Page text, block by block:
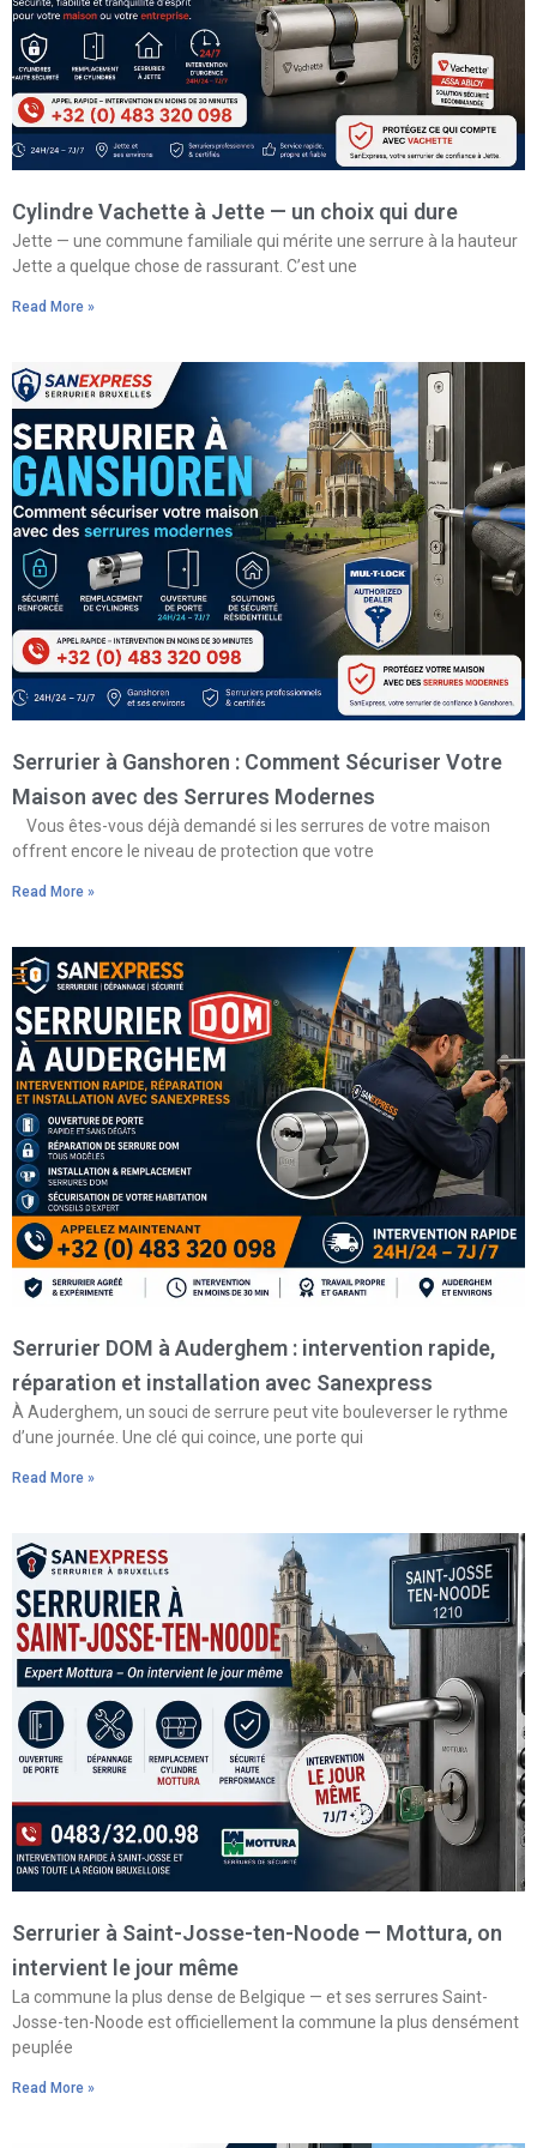
Cylindre Vachette à Jette — un choix qui dure
Jette — une commune familiale qui mérite une serrure à la hauteur
Jette a quelque chose de rassurant. C’est une
Read More »
Serrurier à Ganshoren : Comment Sécuriser Votre
Maison avec des Serrures Modernes
Vous êtes-vous déjà demandé si les serrures de votre maison
offrent encore le niveau de protection que votre
Read More »
Serrurier DOM à Auderghem : intervention rapide,
réparation et installation avec Sanexpress
À Auderghem, un souci de serrure peut vite bouleverser le rythme
d’une journée. Une clé qui coince, une porte qui
Read More »
Serrurier à Saint-Josse-ten-Noode — Mottura, on
intervient le jour même
La commune la plus dense de Belgique — et ses serrures Saint-
Josse-ten-Noode est officiellement la commune la plus densément
peuplée
Read More »